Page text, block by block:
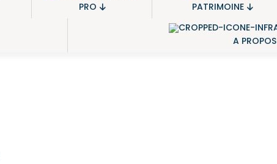
PRO PATRIMOINE
A PROPOS